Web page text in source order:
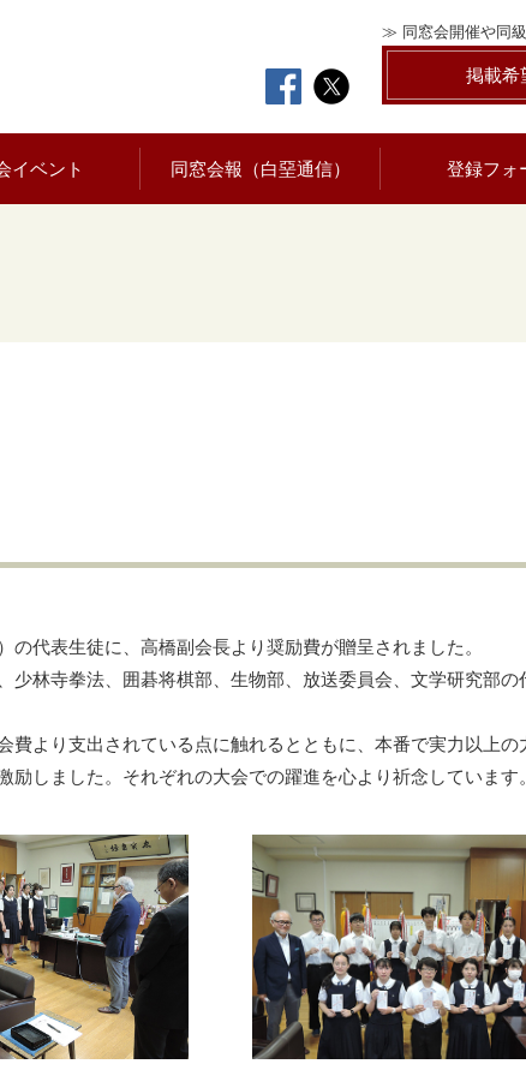
≫ 同窓会開催や同
掲載希
イベント 同窓会報（白堊通信） 登録フォ
代表生徒に、高橋副会長より奨励費が贈呈されました。
林寺拳法、囲碁将棋部、生物部、放送委員会、文学研究部の
より支出されている点に触れるとともに、本番で実力以上の
しました。それぞれの大会での躍進を心より祈念しています。